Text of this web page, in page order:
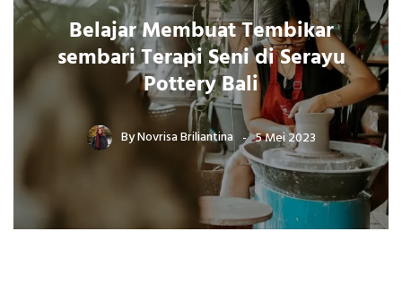
Belajar Membuat Tembikar
sembari Terapi Seni di Serayu
Pottery Bali
ByNovrisa Briliantina 5 Mei 2023